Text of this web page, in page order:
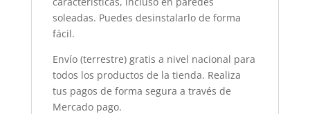
soleadas. Puedes desinstalarlo de forma
fácil.
Envío (terrestre) gratis a nivel nacional para
todos los productos de la tienda. Realiza
tus pagos de forma segura a través de
Mercado pago.